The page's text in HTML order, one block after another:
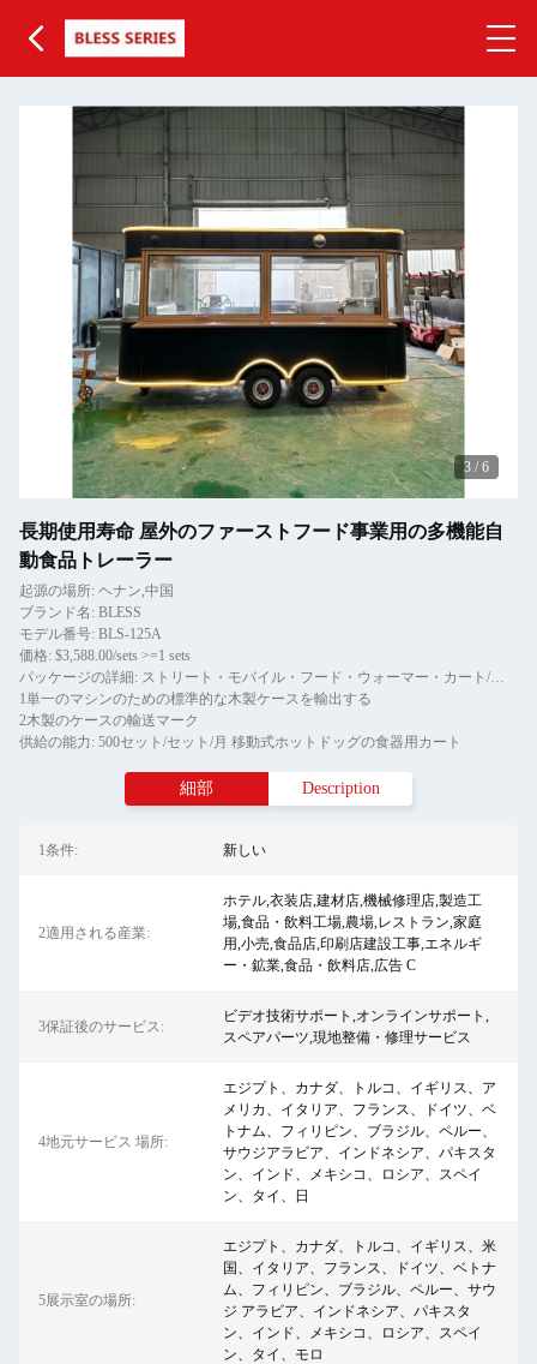
3 / 6
長期使用寿命 屋外のファーストフード事業用の多機能自
動食品トレーラー
起源の場所: ヘナン,中国
ブランド名: BLESS
モデル番号: BLS-125A
価格: $3,588.00/sets >=1 sets
パッケージの詳細: ストリート・モバイル・フード・ウォーマー・カート/クリープ・フード・トレーラー用の移動トレーラー
1単一のマシンのための標準的な木製ケースを輸出する
2木製のケースの輸送マーク
供給の能力: 500セット/セット/月 移動式ホットドッグの食器用カート
細部 Description
1条件: 新しい
2適用される産業:
ホテル,衣装店,建材店,機械修理店,製造工
場,食品・飲料工場,農場,レストラン,家庭
用,小売,食品店,印刷店建設工事,エネルギ
ー・鉱業,食品・飲料店,広告 C
3保証後のサービス:
ビデオ技術サポート,オンラインサポート,
スペアパーツ,現地整備・修理サービス
4地元サービス 場所:
エジプト、カナダ、トルコ、イギリス、ア
メリカ、イタリア、フランス、ドイツ、ベ
トナム、フィリピン、ブラジル、ペルー、
サウジアラビア、インドネシア、パキスタ
ン、インド、メキシコ、ロシア、スペイ
ン、タイ、日
5展示室の場所:
エジプト、カナダ、トルコ、イギリス、米
国、イタリア、フランス、ドイツ、ベトナ
ム、フィリピン、ブラジル、ペルー、サウ
ジ アラビア、インドネシア、パキスタ
ン、インド、メキシコ、ロシア、スペイ
ン、タイ、モロ